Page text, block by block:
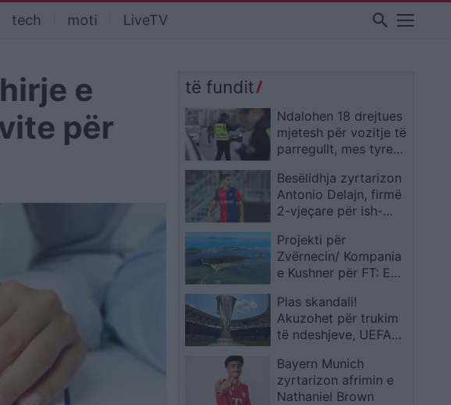
tech moti LiveTV search
e
për
të fundit
Ndalohen 18 drejtues
mjetesh për vozitje të
parregullt, mes tyre
Besëlidhja zyrtarizon
Antonio Delajn, firmë
2-vjeçare për ish-
Vllaznisë dhe
Elbasanit
Projekti për
Zvërnecin/ Kompania
e Kushner për FT: E
përcaktohet
përfundimisht nga
Shqipëria dhe populli
Plas skandali!
Akuzohet për trukim
të ndeshjeve, UEFA
nga Liga e Europës
Bayern Munich
zyrtarizon afrimin e
Nathaniel Brown